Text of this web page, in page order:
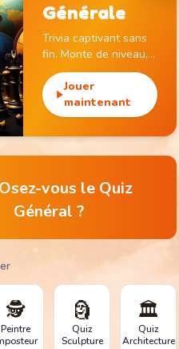
Générale
Trivia captivant sans
fin. Monte de niveau,
gagne des pièces et
débloque des
monuments
emblématiques.
Jouer
maintenant
Osez-vous le Quiz
Général ?
🕵️
Peintre
🗿
Quiz
Sculpture
🏛️
Quiz
Architecture